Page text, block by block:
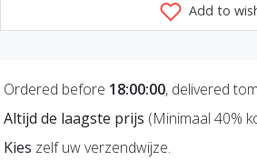
Add to
Ordered before 18:00:00, delivered
Altijd de laagste prijs (Minimaal 40%
Kies zelf uw verzendwijze.